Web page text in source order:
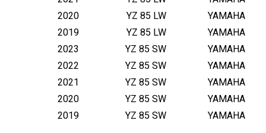
L
W
1
9
-
2
YAMAHA
YZ 85 LW
2020
YAMAHA
YZ 85 LW
2019
YAMAHA
YZ 85 SW
2023
YAMAHA
YZ 85 SW
2022
YAMAHA
YZ 85 SW
2021
YAMAHA
YZ 85 SW
2020
YAMAHA
YZ 85 SW
2019